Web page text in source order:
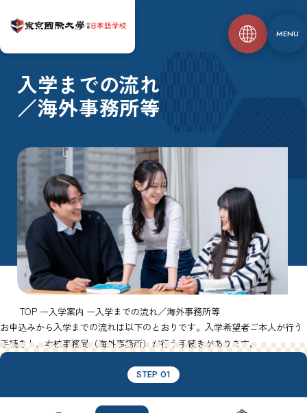
MENU
入学までの流れ
／海外事務所等
TOP 入学案内
入学までの流れ／海外事務所等
お申込みから入学までの流れは以下のとおりです。入学希望者ご本人が行う
手続きと、本校事務局（海外事務所）が行う手続きがあります。
STEP 01